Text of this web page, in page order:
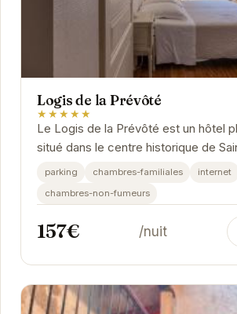
Logis de la Prévôté
★★★★★
Le Logis de la Prévôté est un hôtel
situé dans le centre historique de
propose des chambres confortables
parking chambres-familiales
internet
chambres-non-fumeurs
157€ /nuit